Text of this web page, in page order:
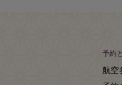
予約
航空